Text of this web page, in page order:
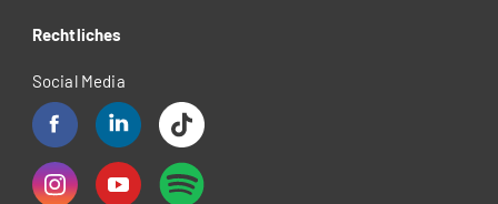
Rechtliches
Social Media